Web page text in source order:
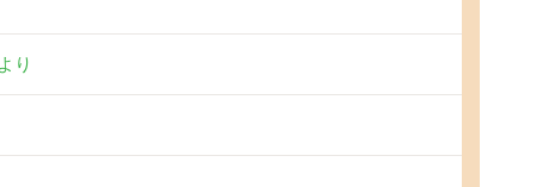
り